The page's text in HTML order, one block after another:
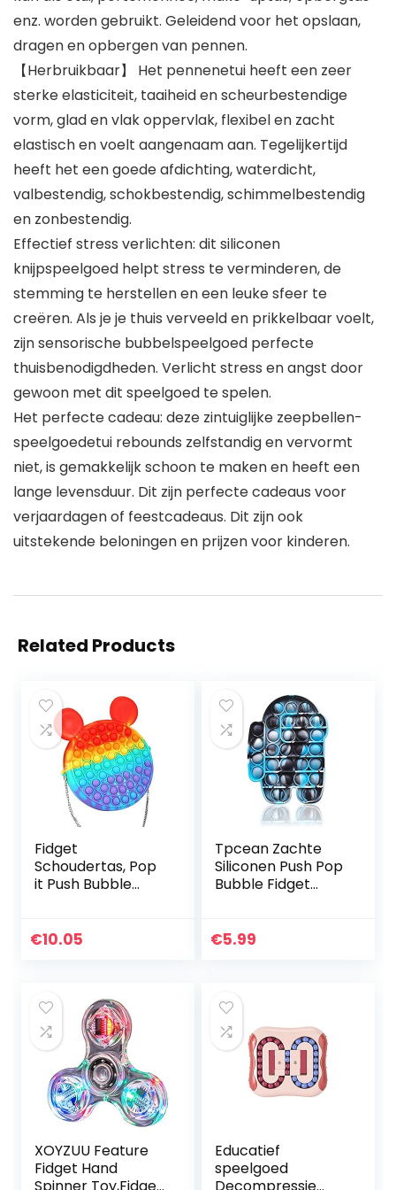
enz. worden gebruikt. Geleidend voor het opslaan,
dragen en opbergen van pennen.
【Herbruikbaar】 Het pennenetui heeft een zeer
sterke elasticiteit, taaiheid en scheurbestendige
vorm, glad en vlak oppervlak, flexibel en zacht
elastisch en voelt aangenaam aan. Tegelijkertijd
heeft het een goede afdichting, waterdicht,
valbestendig, schokbestendig, schimmelbestendig
en zonbestendig.
Effectief stress verlichten: dit siliconen
knijpspeelgoed helpt stress te verminderen, de
stemming te herstellen en een leuke sfeer te
creëren. Als je je thuis verveeld en prikkelbaar voelt,
zijn sensorische bubbelspeelgoed perfecte
thuisbenodigdheden. Verlicht stress en angst door
gewoon met dit speelgoed te spelen.
Het perfecte cadeau: deze zintuiglijke zeepbellen-
speelgoedetui rebounds zelfstandig en vervormt
niet, is gemakkelijk schoon te maken en heeft een
lange levensduur. Dit zijn perfecte cadeaus voor
verjaardagen of feestcadeaus. Dit zijn ook
uitstekende beloningen en prijzen voor kinderen.
Related Products
Fidget
Schoudertas, Pop
it Push Bubble
Cross Body Bag,
€10.05
Tpcean Zachte
Siliconen Push Pop
Bubble Fidget
Bubble Poppet
€5.99
XOYZUU Feature
Fidget Hand
Educatief
speelgoed